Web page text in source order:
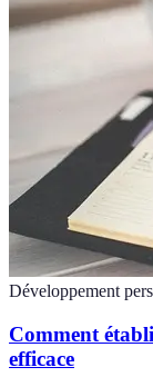
Développement
Comment
efficace